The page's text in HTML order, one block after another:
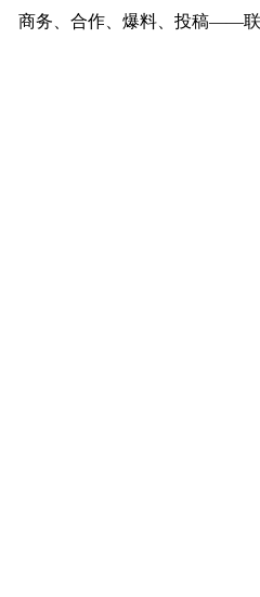
商务、合作、爆料、投稿——联